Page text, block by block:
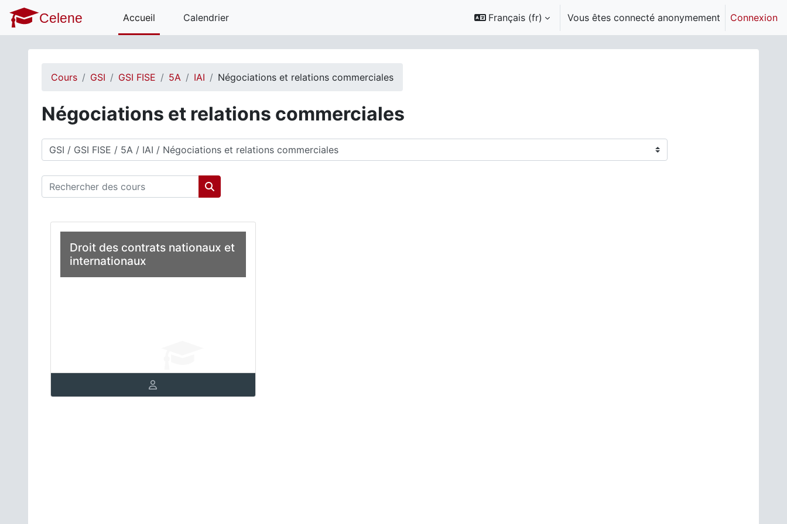
Passer au contenu principal
Celene Accueil Calendrier Français ‎(fr)‎ Vous êtes connecté anonymement Connexion
Cours GSI GSI FISE 5A IAI Négociations et relations commerciales
Négociations et relations commerciales
Catégories de cours
Rechercher des cours
Rechercher des cours
Droit des contrats nationaux et
internationaux